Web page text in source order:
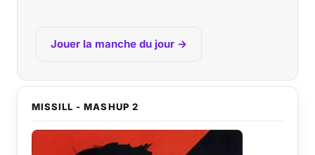
Jouer la manche du jour →
MISSILL - MASHUP 2